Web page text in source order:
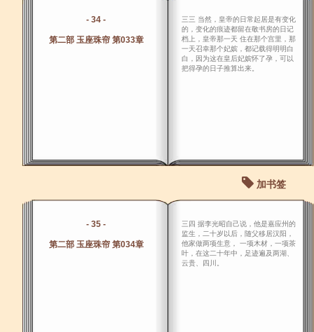
- 34 -
第二部 玉座珠帘 第033章
三三 当然，皇帝的日常起居是有变化
的，变化的痕迹都留在敬书房的日记
档上，皇帝那一天 住在那个宫里，那
一天召幸那个妃嫔，都记载得明明白
白，因为这在皇后妃嫔怀了孕，可以
把得孕的日子推算出来。
加书签
- 35 -
第二部 玉座珠帘 第034章
三四 据李光昭自己说，他是嘉应州的
监生，二十岁以后，随父移居汉阳，
他家做两项生意， 一项木材，一项茶
叶，在这二十年中，足迹遍及两湖、
云贵、四川。